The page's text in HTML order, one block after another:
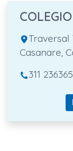
Traversal
Casanare,
311